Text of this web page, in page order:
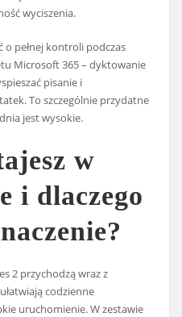
wyciszenia.
o pełnej kontroli podczas
Microsoft 365 – dyktowanie
pisanie i
To szczególnie przydatne
jest wysokie.
w
i dlaczego
2 przychodzą wraz z
codzienne
uruchomienie. W zestawie